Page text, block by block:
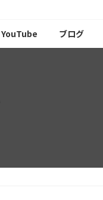
YouTube ブログ